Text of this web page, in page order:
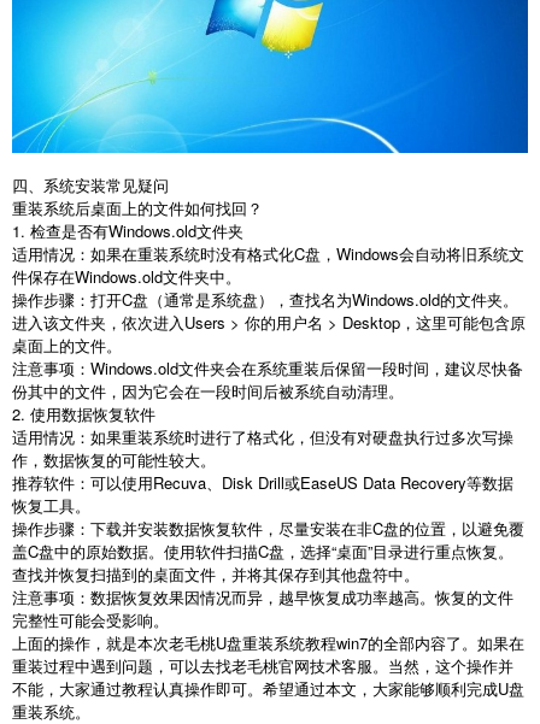
四、系统安装常见疑问
重装系统后桌面上的文件如何找回？
1. 检查是否有Windows.old文件夹
适用情况：如果在重装系统时没有格式化C盘， Windows会自动将旧系统文
件保存在Windows.old文件夹中。
操作步骤：打开C盘（通常是系统盘），查找名为Windows.old的文件夹。
进入该文件夹，依次进入Users > 你的用户名 > Desktop ，这里可能包含原
桌面上的文件。
注意事项： Windows.old文件夹会在系统重装后保留一段时间，建议尽快备
份其中的文件，因为它会在一段时间后被系统自动清理。
2. 使用数据恢复软件
适用情况：如果重装系统时进行了格式化，但没有对硬盘执行过多次写操
作，数据恢复的可能性较大。
推荐软件：可以使用Recuva、 Disk Drill或EaseUS Data Recovery等数据
恢复工具。
操作步骤：下载并安装数据恢复软件，尽量安装在非C盘的位置，以避免覆
盖C盘中的原始数据。使用软件扫描C盘，选择“桌面”目录进行重点恢复。
查找并恢复扫描到的桌面文件，并将其保存到其他盘符中。
注意事项：数据恢复效果因情况而异，越早恢复成功率越高。恢复的文件
完整性可能会受影响。
上面的操作，就是本次老毛桃U盘重装系统教程win7的全部内容了。如果在
重装过程中遇到问题，可以去找老毛桃官网技术客服。当然，这个操作并
不能，大家通过教程认真操作即可。希望通过本文，大家能够顺利完成U盘
重装系统。